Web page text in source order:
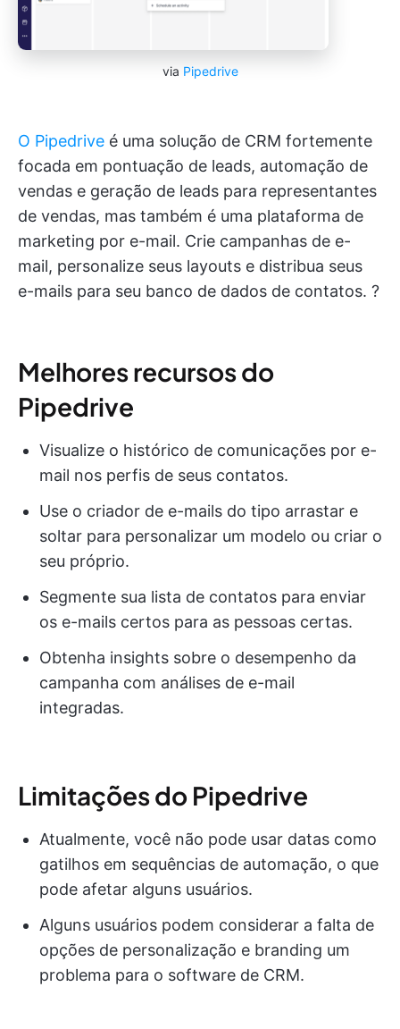
via Pipedrive
O Pipedrive é uma solução de CRM fortemente
focada em pontuação de leads, automação de
vendas e geração de leads para representantes
de vendas, mas também é uma plataforma de
marketing por e-mail. Crie campanhas de e-
mail, personalize seus layouts e distribua seus
e-mails para seu banco de dados de contatos. ?
Melhores recursos do
Pipedrive
Visualize o histórico de comunicações por e-
mail nos perfis de seus contatos.
Use o criador de e-mails do tipo arrastar e
soltar para personalizar um modelo ou criar o
seu próprio.
Segmente sua lista de contatos para enviar
os e-mails certos para as pessoas certas.
Obtenha insights sobre o desempenho da
campanha com análises de e-mail
integradas.
Limitações do Pipedrive
Atualmente, você não pode usar datas como
gatilhos em sequências de automação, o que
pode afetar alguns usuários.
Alguns usuários podem considerar a falta de
opções de personalização e branding um
problema para o software de CRM.